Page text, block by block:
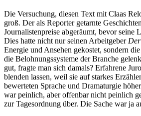
Die Versuchung, diesen Text mit Claas
groß. Der als Reporter getarnte
Journalistenpreise abgeräumt, bevor seine
Dies hatte nicht nur seinen Arbeitgeber
Energie und Ansehen gekostet, sondern
die Belohnungssysteme der Branche
gut, fragte man sich damals? Erfahrene
blenden lassen, weil sie auf starkes
bewerteten Sprache und Dramaturgie
war peinlich, aber offenbar nicht peinlich
zur Tagesordnung über. Die Sache war ja